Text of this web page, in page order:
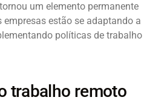
um elemento permanente
empresas estão se adaptando a
políticas de trabalho
trabalho remoto